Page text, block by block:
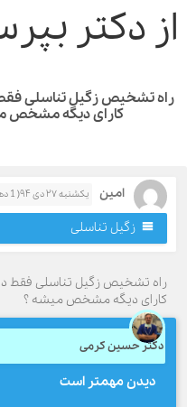
دکتر
تشخیص زگیل تناسلی فقط
کارای دیگه مشخص میشه ؟ -
امین یکشنبه ۲۷ دی ۹۴( 1 دهه پیش)
زگیل تناسلی
تشخیص زگیل تناسلی فقط دیدن
دیگه مشخص میشه ؟
دکتر حسین کرمی
دیدن مهمتر است